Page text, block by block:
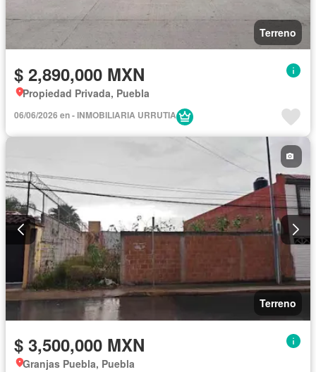
Terreno
$ 2,890,000 MXN
Propiedad Privada, Puebla
06/06/2026 en - INMOBILIARIA URRUTIA
Terreno
$ 3,500,000 MXN
Granjas Puebla, Puebla